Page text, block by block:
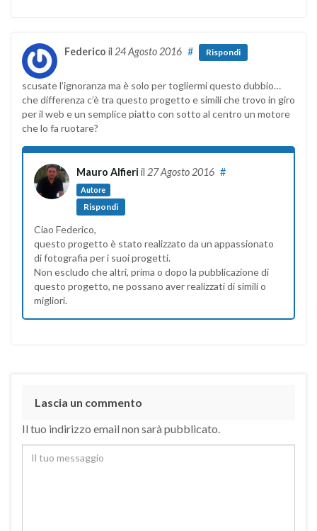
Federico il 24 Agosto 2016 # Rispondi
scusate l’ignoranza ma è solo per togliermi questo dubbio…
che differenza c’è tra questo progetto e simili che trovo in giro
per il web e un semplice piatto con sotto al centro un motore
che lo fa ruotare?
Mauro Alfieri il 27 Agosto 2016
Autore
#
Rispondi
Ciao Federico,
questo progetto è stato realizzato da un appassionato
di fotografia per i suoi progetti.
Non escludo che altri, prima o dopo la pubblicazione di
questo progetto, ne possano aver realizzati di simili o
migliori.
Lascia un commento
Il tuo indirizzo email non sarà pubblicato.